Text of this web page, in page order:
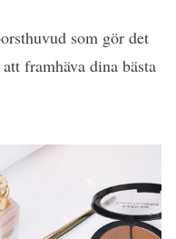
som gör det
framhäva dina bästa